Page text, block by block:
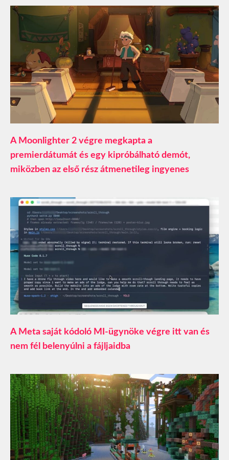
A Moonlighter 2 végre megkapta a
premierdátumát és egy kipróbálható demót,
miközben az első rész átmenetileg ingyenes
A Meta saját kódoló MI-ügynöke végre itt van és
nem fél belenyúlni a fájljaidba